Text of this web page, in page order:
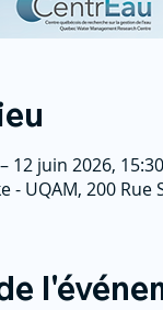
12 juin 2026, 15:30
- UQAM, 200 Rue